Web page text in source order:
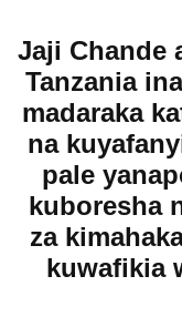
Jaji Chande
Tanzania
madaraka
na
pale
kuboresha
za
kuwafikia